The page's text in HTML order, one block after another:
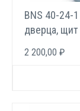
BNS 40-24-
дверца,
2 200,00 ₽